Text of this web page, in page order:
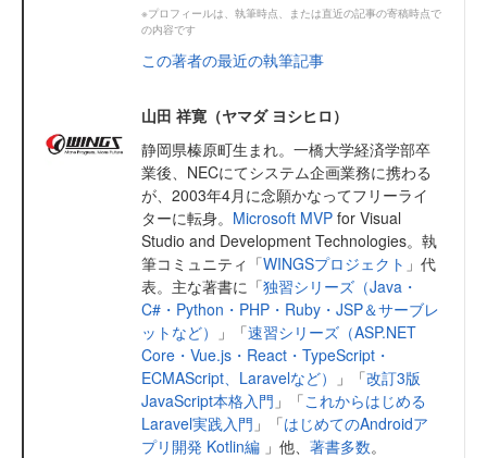
※プロフィールは、執筆時点、または直近の記事の寄稿時点で
の内容です
この著者の最近の執筆記事
山田 祥寛（ヤマダ ヨシヒロ）
静岡県榛原町生まれ。一橋大学経済学部卒
業後、NECにてシステム企画業務に携わる
が、2003年4月に念願かなってフリーライ
ターに転身。 Microsoft MVP for Visual
Studio and Development Technologies。執
筆コミュニティ「WINGSプロジェクト 」代
表。主な著書に「独習シリーズ（Java・
C#・Python・PHP・Ruby・JSP＆サーブレ
ットなど）
」「速習シリーズ（ASP.NET
Core・Vue.js・React・TypeScript・
ECMAScript、Laravelなど）
」「改訂3版
JavaScript本格入門 」「これからはじめる
Laravel実践入門 」「はじめてのAndroidア
プリ開発 Kotlin編 」他、 著書多数。